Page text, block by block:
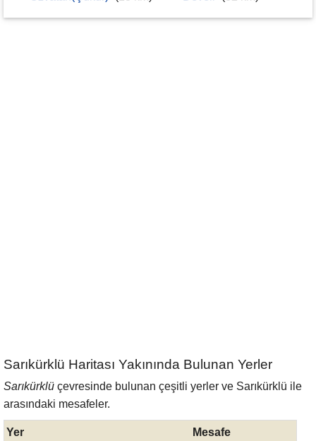
Sarıkürklü Haritası Yakınında Bulunan Yerler
Sarıkürklü çevresinde bulunan çeşitli yerler ve Sarıkürklü ile
arasındaki mesafeler.
Yer
Mesafe